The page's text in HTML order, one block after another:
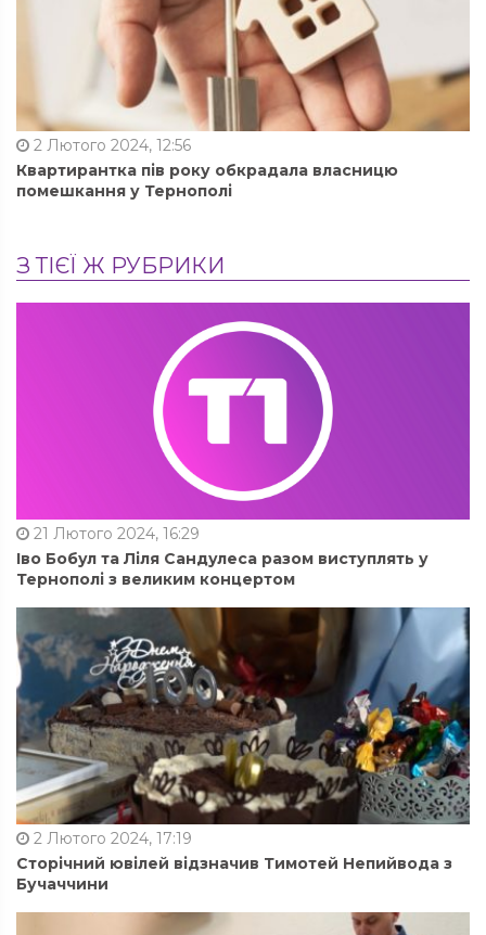
2 Лютого 2024, 12:56
Квартирантка пів року обкрадала власницю
помешкання у Тернополі
З ТІЄЇ Ж РУБРИКИ
21 Лютого 2024, 16:29
Іво Бобул та Ліля Сандулеса разом виступлять у
Тернополі з великим концертом
2 Лютого 2024, 17:19
Сторічний ювілей відзначив Тимотей Непийвода з
Бучаччини